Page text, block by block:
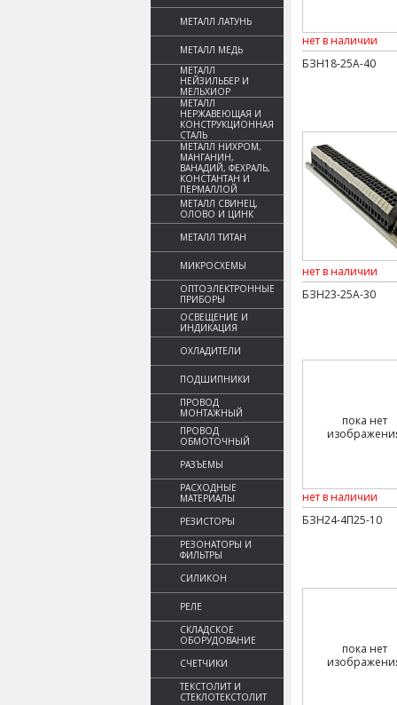
МЕТАЛЛ ЛАТУНЬ
МЕТАЛЛ МЕДЬ
МЕТАЛЛ
НЕЙЗИЛЬБЕР И
МЕЛЬХИОР
МЕТАЛЛ
НЕРЖАВЕЮЩАЯ И
КОНСТРУКЦИОННАЯ
СТАЛЬ
МЕТАЛЛ НИХРОМ,
МАНГАНИН,
ВАНАДИЙ, ФЕХРАЛЬ,
КОНСТАНТАН И
ПЕРМАЛЛОЙ
МЕТАЛЛ СВИНЕЦ,
ОЛОВО И ЦИНК
МЕТАЛЛ ТИТАН
МИКРОСХЕМЫ
ОПТОЭЛЕКТРОННЫЕ
ПРИБОРЫ
ОСВЕЩЕНИЕ И
ИНДИКАЦИЯ
ОХЛАДИТЕЛИ
ПОДШИПНИКИ
ПРОВОД
МОНТАЖНЫЙ
ПРОВОД
ОБМОТОЧНЫЙ
РАЗЪЕМЫ
РАСХОДНЫЕ
МАТЕРИАЛЫ
РЕЗИСТОРЫ
РЕЗОНАТОРЫ И
ФИЛЬТРЫ
СИЛИКОН
РЕЛЕ
СКЛАДСКОЕ
ОБОРУДОВАНИЕ
СЧЕТЧИКИ
ТЕКСТОЛИТ И
СТЕКЛОТЕКСТОЛИТ
нет в наличии
БЗН18-25А-40
нет в наличии
БЗН23-25А-30
пока нет
нет в наличии
БЗН24-4П25-10
пока нет